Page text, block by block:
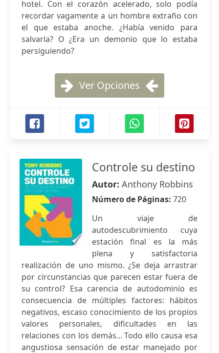
hotel. Con el corazón acelerado, solo podía
recordar vagamente a un hombre extraño con
el que estaba anoche. ¿Había venido para
salvarla? O ¿Era un demonio que lo estaba
persiguiendo?
Ver Opciones
Controle su destino
Autor: Anthony Robbins
Número de Páginas: 720
Un viaje de
autodescubrimiento cuya
estación final es la más
plena y satisfactoria
realización de uno mismo. ¿Se deja arrastrar
por circunstancias que parecen estar fuera de
su control? Esa carencia de autodominio es
consecuencia de múltiples factores: hábitos
negativos, escaso conocimiento de los propios
valores personales, dificultades en las
relaciones con los demás... Todo ello causa esa
angustiosa sensación de estar manejado por